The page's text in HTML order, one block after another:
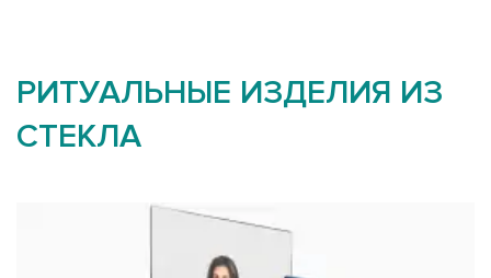
РИТУАЛЬНЫЕ ИЗДЕЛИЯ ИЗ
СТЕКЛА